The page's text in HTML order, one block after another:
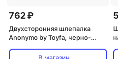
762 ₽
Двухсторонняя шлепалка
Anonymo by Toyfа, черно-